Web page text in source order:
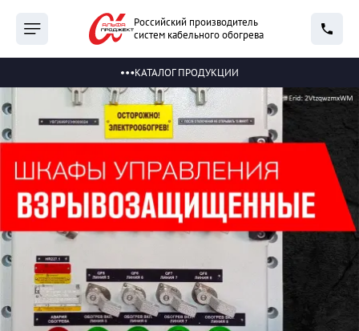
Российский производитель
систем кабельного обогрева
КАТАЛОГ ПРОДУКЦИИ